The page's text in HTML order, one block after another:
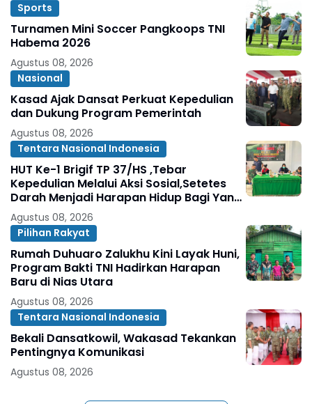
Sports
Turnamen Mini Soccer Pangkoops TNI
Habema 2026
Agustus 08, 2026
Nasional
Kasad Ajak Dansat Perkuat Kepedulian
dan Dukung Program Pemerintah
Agustus 08, 2026
Tentara Nasional Indonesia
HUT Ke-1 Brigif TP 37/HS ,Tebar
Kepedulian Melalui Aksi Sosial,Setetes
Darah Menjadi Harapan Hidup Bagi Yang
Membutuhkan
Agustus 08, 2026
Pilihan Rakyat
Rumah Duhuaro Zalukhu Kini Layak Huni,
Program Bakti TNI Hadirkan Harapan
Baru di Nias Utara
Agustus 08, 2026
Tentara Nasional Indonesia
Bekali Dansatkowil, Wakasad Tekankan
Pentingnya Komunikasi
Agustus 08, 2026